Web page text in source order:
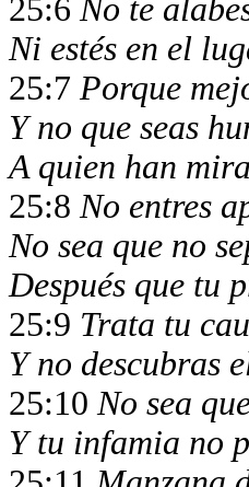
25:6No te
Ni estés en el
25:7 Porque
Y no que seas
A quien han
25:8No entres
No sea que no
Después que tu
25:9 Trata tu
Y no descubras
25:10No sea
Y tu infamia no